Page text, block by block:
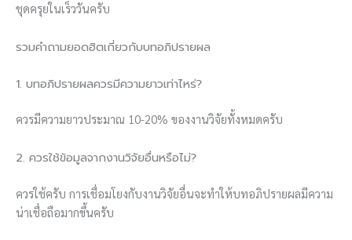
ชุดครุยในเร็ววันครับ
รวมคำถามยอดฮิตเกี่ยวกับบทอภิปรายผล
1. บทอภิปรายผลควรมีความยาวเท่าไหร่?
ควรมีความยาวประมาณ 10-20% ของงานวิจัยทั้งหมดครับ
2. ควรใช้ข้อมูลจากงานวิจัยอื่นหรือไม่?
ควรใช้ครับ การเชื่อมโยงกับงานวิจัยอื่นจะทำให้บทอภิปรายผลมีความ
น่าเชื่อถือมากขึ้นครับ